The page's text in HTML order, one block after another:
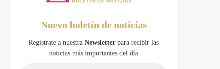
Nuevo boletín de noticias
Regístrate a nuestra Newsletter para recibir las
noticias más importantes del día